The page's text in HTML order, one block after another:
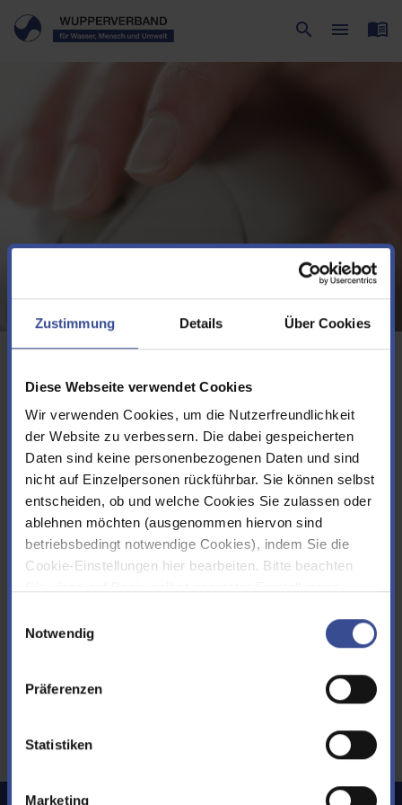
Zustimmung Details Über Cookies
Diese Webseite verwendet Cookies
Wir verwenden Cookies, um die Nutzerfreundlichkeit
der Website zu verbessern. Die dabei gespeicherten
Daten sind keine personenbezogenen Daten und sind
nicht auf Einzelpersonen rückführbar. Sie können selbst
entscheiden, ob und welche Cookies Sie zulassen oder
ablehnen möchten (ausgenommen hiervon sind
betriebsbedingt notwendige Cookies), indem Sie die
Cookie-Einstellungen hier bearbeiten. Bitte beachten
Verfügung stehen. Sie können Ihre Cookie-
Einstellungen jederzeit ändern, den Link finden Sie im
Notwendig
Präferenzen
Statistiken
Marketing
menu_book
search
Suche
menu
Menü
Vorträge Symposium
Flussgebietsmanagement bzw. Gebietsforum
Wupper
29. Symposium Flussgebietsmanagement
2026
Hier finden Sie die Vorträge vom 19. und 20.05.2026, für die uns